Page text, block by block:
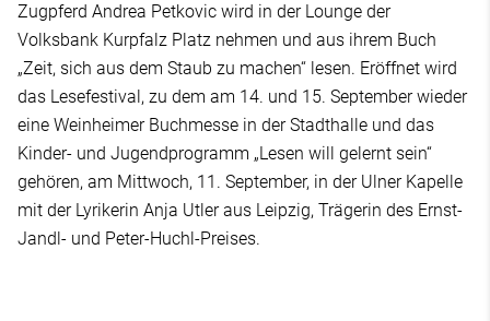
Zugpferd Andrea Petkovic wird in der Lounge der
Volksbank Kurpfalz Platz nehmen und aus ihrem Buch
„Zeit, sich aus dem Staub zu machen“ lesen. Eröffnet wird
das Lesefestival, zu dem am 14. und 15. September wieder
eine Weinheimer Buchmesse in der Stadthalle und das
Kinder- und Jugendprogramm „Lesen will gelernt sein“
gehören, am Mittwoch, 11. September, in der Ulner Kapelle
mit der Lyrikerin Anja Utler aus Leipzig, Trägerin des Ernst-
Jandl- und Peter-Huchl-Preises.